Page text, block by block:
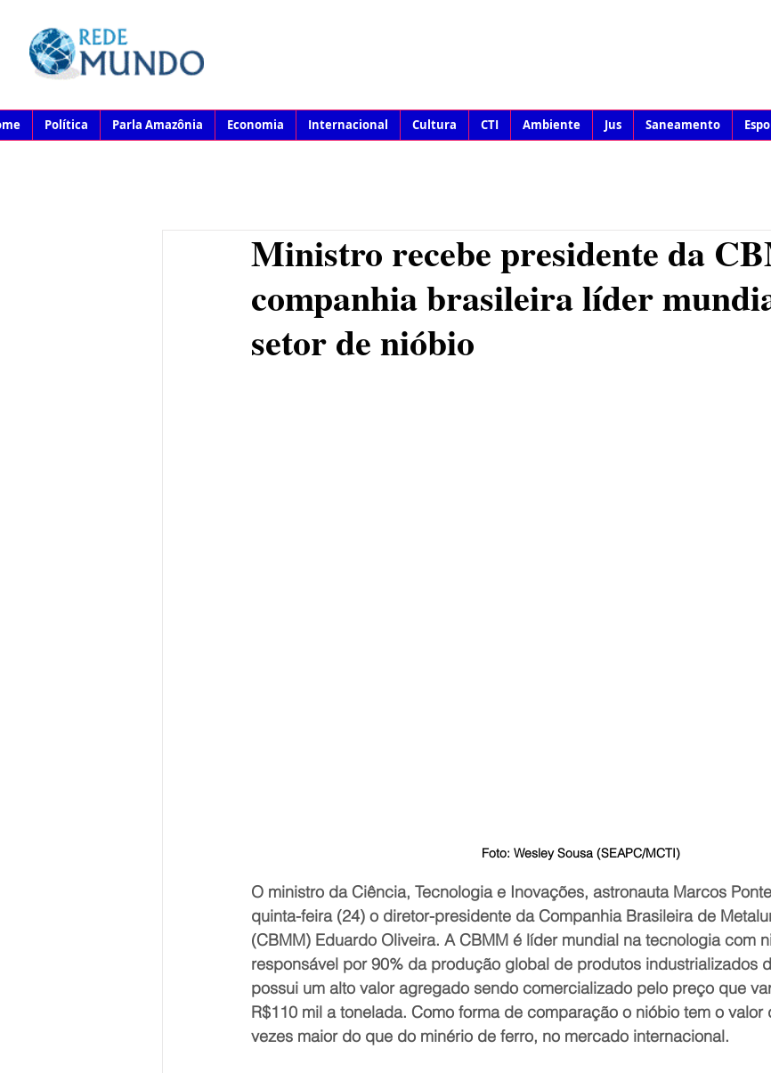
Política Parla Amazônia Economia Internacional Cultura CTI Ambiente Jus Saneamento
Ministro recebe presidente da
companhia brasileira líder
setor de nióbio
Foto: Wesley Sousa (SEAPC/MCTI)
O ministro da Ciência, Tecnologia e Inovações, astronauta Marcos
quinta-feira (24) o diretor-presidente da Companhia Brasileira de
(CBMM) Eduardo Oliveira. A CBMM é líder mundial na tecnologia com
responsável por 90% da produção global de produtos industrializados
possui um alto valor agregado sendo comercializado pelo preço que
R$110 mil a tonelada. Como forma de comparação o nióbio tem o valor
vezes maior do que do minério de ferro, no mercado internacional.